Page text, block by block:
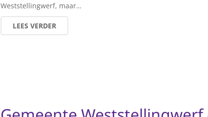
Weststellingwerf, maar…
LEES VERDER